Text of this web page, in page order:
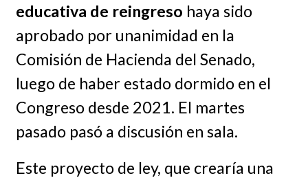
educativa de reingreso haya sido
aprobado por unanimidad en la
Comisión de Hacienda del Senado,
luego de haber estado dormido en el
Congreso desde 2021. El martes
pasado pasó a discusión en sala.
Este proyecto de ley, que crearía una